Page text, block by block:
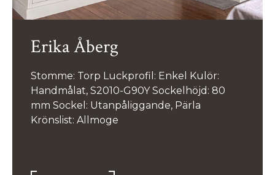
Erika Åberg
Stomme: Torp Luckprofil: Enkel Kulör:
Handmålat, S2010-G90Y Sockelhöjd: 80
mm Sockel: Utanpåliggande, Pärla
Krönslist: Allmoge